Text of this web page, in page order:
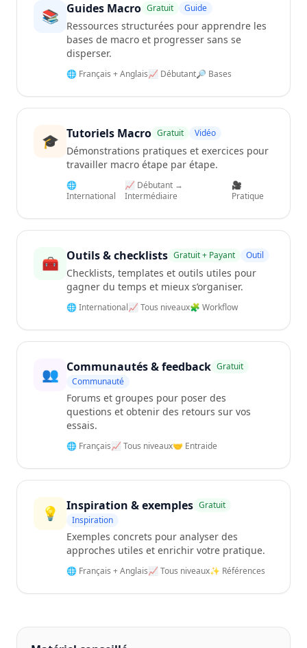
📚 Guides Macro Gratuit Guide
Ressources structurées pour apprendre les
bases de macro et progresser sans se
disperser.
🌐 Français + Anglais📈 Débutant🔎 Bases
🎓 Tutoriels Macro Gratuit Vidéo
Démonstrations pratiques et exercices pour
travailler macro étape par étape.
🌐
International
📈 Débutant →
Intermédiaire
🎥
Pratique
🧰 Outils & checklists Gratuit + Payant Outil
Checklists, templates et outils utiles pour
gagner du temps et mieux s’organiser.
🌐 International📈 Tous niveaux🧩 Workflow
👥 Communautés & feedback Gratuit
Communauté
Forums et groupes pour poser des
questions et obtenir des retours sur vos
essais.
🌐 Français📈 Tous niveaux🤝 Entraide
💡 Inspiration & exemples Gratuit
Inspiration
Exemples concrets pour analyser des
approches utiles et enrichir votre pratique.
🌐 Français + Anglais📈 Tous niveaux✨ Références